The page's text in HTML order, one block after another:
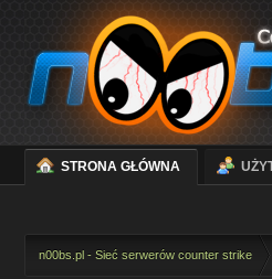
STRONA GŁÓWNA
n00bs.pl - Sieć serwerów counter strike